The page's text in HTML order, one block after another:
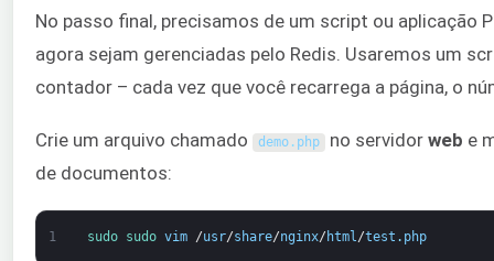
No passo final, precisamos de um script ou aplicação
agora sejam gerenciadas pelo Redis. Usaremos um
contador – cada vez que você recarrega a página, o
Crie um arquivo chamado demo. php no servidor web e
de documentos:
1 sudo sudo vim /usr/share/nginx/ html /test . php